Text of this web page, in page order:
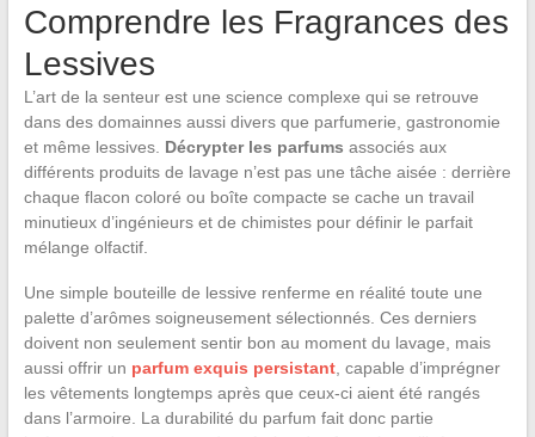
Comprendre les Fragrances des
Lessives
L’art de la senteur est une science complexe qui se retrouve
dans des domainnes aussi divers que parfumerie, gastronomie
et même lessives. Décrypter les parfums associés aux
différents produits de lavage n’est pas une tâche aisée : derrière
chaque flacon coloré ou boîte compacte se cache un travail
minutieux d’ingénieurs et de chimistes pour définir le parfait
mélange olfactif.
Une simple bouteille de lessive renferme en réalité toute une
palette d’arômes soigneusement sélectionnés. Ces derniers
doivent non seulement sentir bon au moment du lavage, mais
aussi offrir un parfum exquis persistant, capable d’imprégner
les vêtements longtemps après que ceux-ci aient été rangés
dans l’armoire. La durabilité du parfum fait donc partie